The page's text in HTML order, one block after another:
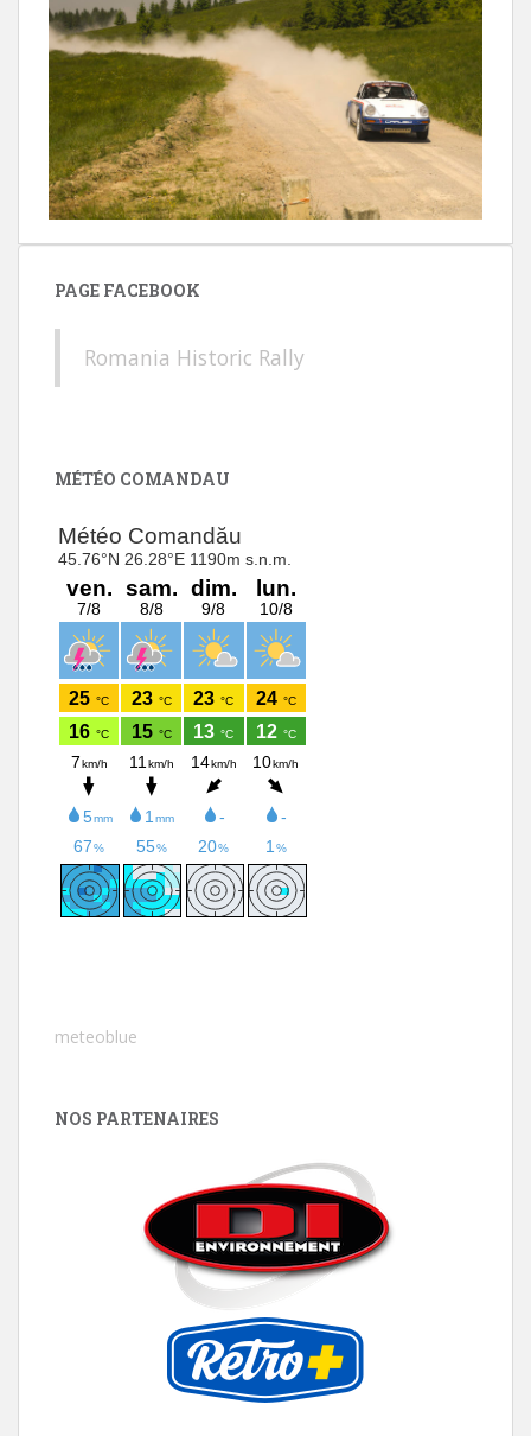
PAGE FACEBOOK
Romania Historic Rally
MÉTÉO COMANDAU
meteoblue
NOS PARTENAIRES